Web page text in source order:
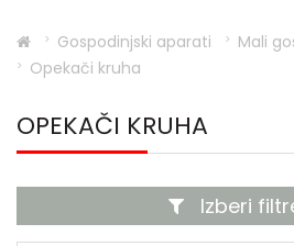
Gospodinjski aparati
Mali
Opekači kruha
OPEKAČI KRUHA
Izberi